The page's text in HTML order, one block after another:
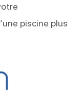
piscine plus